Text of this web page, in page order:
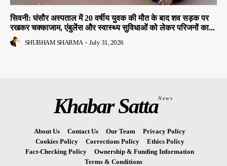
सिवनी: घंसौर अस्पताल में 20 वर्षीय युवक की मौत के बाद शव सड़क पर
रखकर चक्काजाम, एंबुलेंस और स्वास्थ्य सुविधाओं को लेकर परिजनों का...
SHUBHAM SHARMA - July 31, 2026
Khabar SattaNews
About Us Contact Us Our Team
Privacy Policy
Cookies Policy
Corrections Policy
Ethics Policy
Fact-Checking Policy
Ownership & Funding Information
Terms & Conditions